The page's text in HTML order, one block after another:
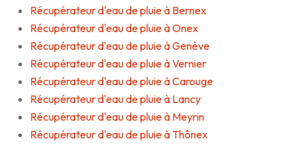
Récupérateur d'eau de pluie à Bernex
Récupérateur d'eau de pluie à Onex
Récupérateur d'eau de pluie à Genève
Récupérateur d'eau de pluie à Vernier
Récupérateur d'eau de pluie à Carouge
Récupérateur d'eau de pluie à Lancy
Récupérateur d'eau de pluie à Meyrin
Récupérateur d'eau de pluie à Thônex